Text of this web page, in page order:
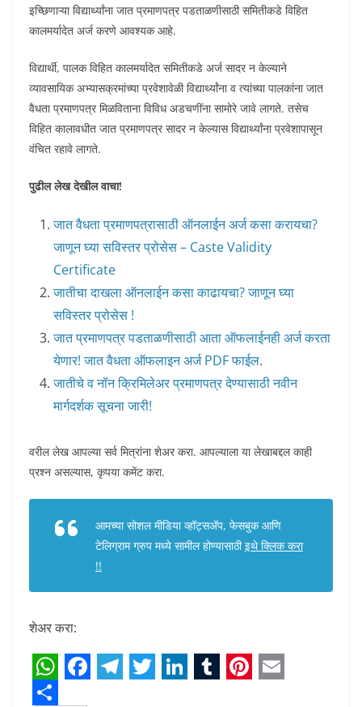
इच्छिणाऱ्या विद्यार्थ्यांना जात प्रमाणपत्र पडताळणीसाठी समितीकडे विहित
कालमर्यादेत अर्ज करणे आवश्यक आहे.
विद्यार्थी, पालक विहित कालमर्यादेत समितीकडे अर्ज सादर न केल्याने
व्यावसायिक अभ्यासक्रमांच्या प्रवेशावेळी विद्यार्थ्यांना व त्यांच्या पालकांना जात
वैधता प्रमाणपत्र मिळविताना विविध अडचणींना सामोरे जावे लागते. तसेच
विहित कालावधीत जात प्रमाणपत्र सादर न केल्यास विद्यार्थ्यांना प्रवेशापासून
वंचित रहावे लागते.
पुढील लेख देखील वाचा!
जात वैधता प्रमाणपत्रासाठी ऑनलाईन अर्ज कसा करायचा?
जाणून घ्या सविस्तर प्रोसेस – Caste Validity
Certificate
जातीचा दाखला ऑनलाईन कसा काढायचा? जाणून घ्या
सविस्तर प्रोसेस !
जात प्रमाणपत्र पडताळणीसाठी आता ऑफलाईनही अर्ज करता
येणार! जात वैधता ऑफलाइन अर्ज PDF फाईल.
जातीचे व नॉन क्रिमिलेअर प्रमाणपत्र देण्यासाठी नवीन
मार्गदर्शक सूचना जारी!
वरील लेख आपल्या सर्व मित्रांना शेअर करा. आपल्याला या लेखाबद्दल काही
प्रश्न असल्यास, कृपया कमेंट करा.
आमच्या सोशल मीडिया व्हॉट्सअ‍ॅप, फेसबुक आणि
टेलिग्राम ग्रुप मध्ये सामील होण्यासाठीइथे क्लिक करा
!!
शेअर करा:
W